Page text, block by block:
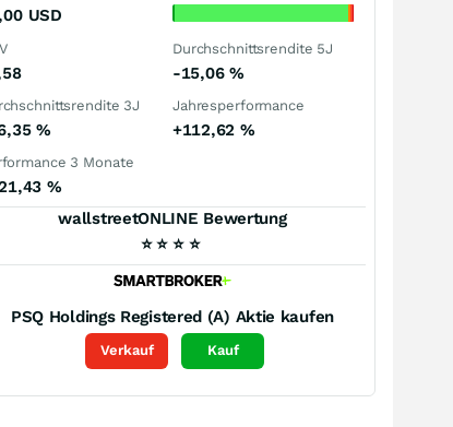
USD
Durchschnittsrendite 5J
-15,06 %
3J
%
Jahresperformance
+112,62 %
3 Monate
%
wallstreetONLINE Bewertung
⭐ ⭐ ⭐ ⭐
PSQ Holdings Registered (A) Aktie kaufen
Verkauf Kauf